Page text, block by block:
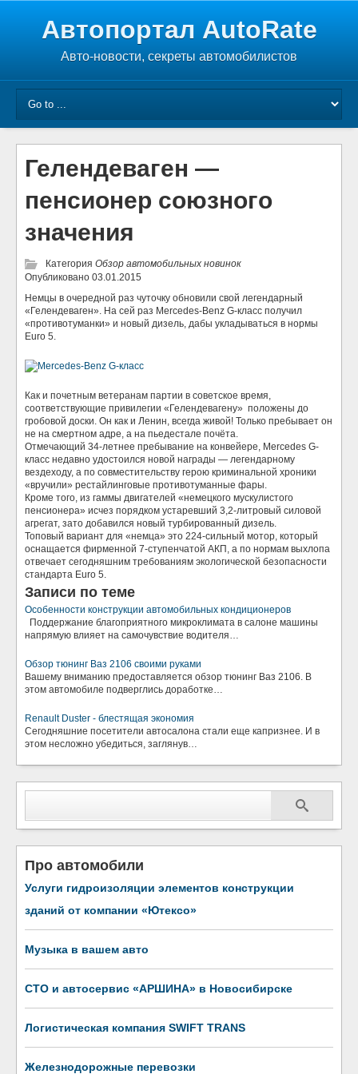
Автопортал AutoRate
Авто-новости, секреты автомобилистов
Гелендеваген —
пенсионер союзного
значения
Категория Обзор автомобильных новинок
Опубликовано 03.01.2015
Немцы в очередной раз чуточку обновили свой легендарный
«Гелендеваген». На сей раз Mercedes-Benz G-класс получил
«противотуманки» и новый дизель, дабы укладываться в нормы
Euro 5.
Как и почетным ветеранам партии в советское время,
соответствующие привилегии «Гелендевагену» положены до
гробовой доски. Он как и Ленин, всегда живой! Только пребывает он
не на смертном адре, а на пьедестале почёта.
Отмечающий 34-летнее пребывание на конвейере, Mercedes G-
класс недавно удостоился новой награды — легендарному
вездеходу, а по совместительству герою криминальной хроники
«вручили» рестайлинговые противотуманные фары.
Кроме того, из гаммы двигателей «немецкого мускулистого
пенсионера» исчез порядком устаревший 3,2-литровый силовой
агрегат, зато добавился новый турбированный дизель.
Топовый вариант для «немца» это 224-сильный мотор, который
оснащается фирменной 7-ступенчатой АКП, а по нормам выхлопа
отвечает сегодняшним требованиям экологической безопасности
стандарта Euro 5.
Записи по теме
Особенности конструкции автомобильных кондиционеров
Поддержание благоприятного микроклимата в салоне машины
напрямую влияет на самочувствие водителя…
Обзор тюнинг Ваз 2106 своими руками
Вашему вниманию предоставляется обзор тюнинг Ваз 2106. В
этом автомобиле подверглись доработке…
Renault Duster - блестящая экономия
Сегодняшние посетители автосалона стали еще капризнее. И в
этом несложно убедиться, заглянув…
Про автомобили
Услуги гидроизоляции элементов конструкции
зданий от компании «Ютексо»
Музыка в вашем авто
СТО и автосервис «АРШИНА» в Новосибирске
Логистическая компания SWIFT TRANS
Железнодорожные перевозки